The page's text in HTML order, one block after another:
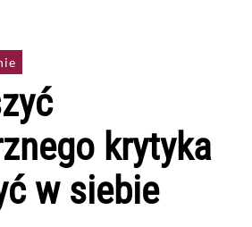
krytyka
w siebie